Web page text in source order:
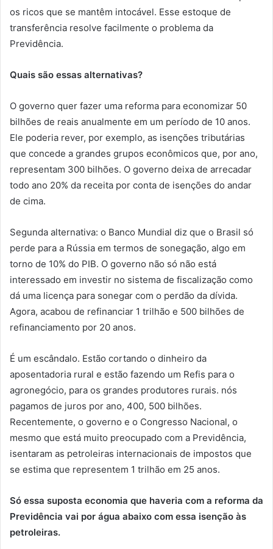
os ricos que se mantêm intocável. Esse estoque de
transferência resolve facilmente o problema da
Previdência.
Quais são essas alternativas?
O governo quer fazer uma reforma para economizar 50
bilhões de reais anualmente em um período de 10 anos.
Ele poderia rever, por exemplo, as isenções tributárias
que concede a grandes grupos econômicos que, por ano,
representam 300 bilhões. O governo deixa de arrecadar
todo ano 20% da receita por conta de isenções do andar
de cima.
Segunda alternativa: o Banco Mundial diz que o Brasil só
perde para a Rússia em termos de sonegação, algo em
torno de 10% do PIB. O governo não só não está
interessado em investir no sistema de fiscalização como
dá uma licença para sonegar com o perdão da dívida.
Agora, acabou de refinanciar 1 trilhão e 500 bilhões de
refinanciamento por 20 anos.
É um escândalo. Estão cortando o dinheiro da
aposentadoria rural e estão fazendo um Refis para o
agronegócio, para os grandes produtores rurais. nós
pagamos de juros por ano, 400, 500 bilhões.
Recentemente, o governo e o Congresso Nacional, o
mesmo que está muito preocupado com a Previdência,
isentaram as petroleiras internacionais de impostos que
se estima que representem 1 trilhão em 25 anos.
Só essa suposta economia que haveria com a reforma da
Previdência vai por água abaixo com essa isenção às
petroleiras.